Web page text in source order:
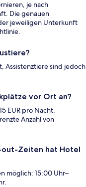
je nach
Die genauen
jeweiligen Unterkunft
Assistenztiere sind jedoch
vor Ort an?
EUR pro Nacht.
Anzahl von
out-Zeiten hat Hotel
möglich: 15:00 Uhr–